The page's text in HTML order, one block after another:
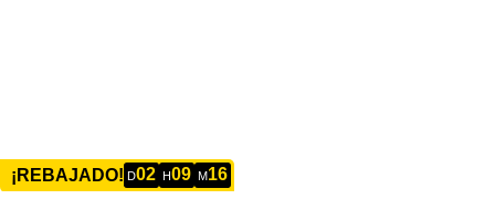
¡REBAJADO! D02 H09 M16